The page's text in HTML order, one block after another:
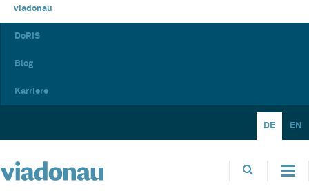
viadonau
DoRIS
Blog
Karriere
DE EN